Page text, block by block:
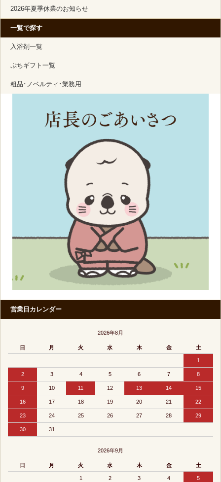
2026年夏季休業のお知らせ
一覧で探す
入浴剤一覧
ぷちギフト一覧
粗品･ノベルティ･業務用
営業日カレンダー
2026年8月
日 月 火 水 木 金 土
1
2 3 4 5 6 7 8
9 10 11 12 13 14 15
16 17 18 19 20 21 22
23 24 25 26 27 28 29
30 31
2026年9月
日 月 火 水 木 金 土
1 2 3 4 5